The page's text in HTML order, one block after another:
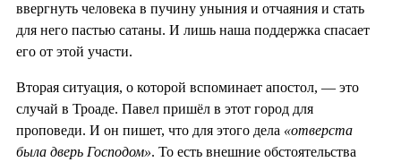
ввергнуть человека в пучину уныния и отчаяния и стать
для него пастью сатаны. И лишь наша поддержка спасает
его от этой участи.
Вторая ситуация, о которой вспоминает апостол, — это
случай в Троаде. Павел пришёл в этот город для
проповеди. И он пишет, что для этого дела «отверста
была дверь Господом». То есть внешние обстоятельства